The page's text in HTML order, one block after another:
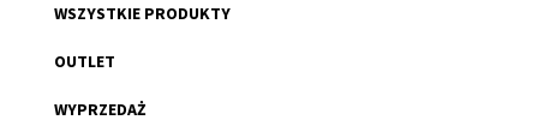
WSZYSTKIE PRODUKTY
OUTLET
WYPRZEDAŻ